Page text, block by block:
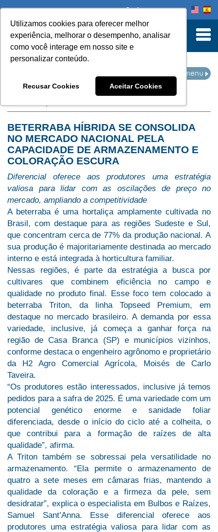
Utilizamos cookies para oferecer melhor
experiência, melhorar o desempenho, analisar
como você interage em nosso site e
personalizar conteúdo.
Recusar Cookies Aceitar Cookies
to Content
Onde comprar
BETERRABA HÍBRIDA SE CONSOLIDA
NO MERCADO NACIONAL PELA
CAPACIDADE DE ARMAZENAMENTO E
COLORAÇÃO ESCURA
Diferencial oferece aos produtores uma estratégia
valiosa para lidar com as oscilações de preço no
mercado, ampliando a competitividade
A beterraba é uma hortaliça amplamente cultivada no
Brasil, com destaque para as regiões Sudeste e Sul,
que concentram cerca de 77% da produção nacional. A
sua produção é majoritariamente destinada ao mercado
interno e está integrada à horticultura familiar.
Nessas regiões, é parte da estratégia a busca por
cultivares que combinem eficiência no campo e
qualidade no produto final. Esse foco tem colocado a
beterraba Triton, da linha Topseed Premium, em
destaque no mercado brasileiro. A demanda por essa
variedade, inclusive, já começa a ganhar força na
região de Casa Branca (SP) e municípios vizinhos,
conforme destaca o engenheiro agrônomo e proprietário
da H2 Agro Comercial Agrícola, Moisés de Carlo
Taveira.
“Os produtores estão interessados, inclusive já temos
pedidos para a safra de 2025. É uma variedade com um
potencial genético enorme e sanidade foliar
diferenciada, desde o início do ciclo até a colheita, o
que contribui para a formação de raízes de alta
qualidade”, afirma.
A Triton também se sobressai pela versatilidade no
armazenamento. “Ela permite o armazenamento de
quatro a sete meses em câmaras frias, mantendo a
qualidade da coloração e a firmeza da pele, sem
desidratar”, explica o especialista em Bulbos e Raízes,
Samuel Sant’Anna. Esse diferencial oferece aos
produtores uma estratégia valiosa para lidar com as